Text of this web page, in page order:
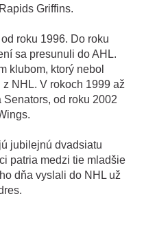
Griffins.
roku 1996. Do roku
sa presunuli do AHL.
klubom, ktorý nebol
NHL. V rokoch 1999 až
od roku 2002
jubilejnú dvadsiatu
patria medzi tie mladšie
dňa vyslali do NHL už